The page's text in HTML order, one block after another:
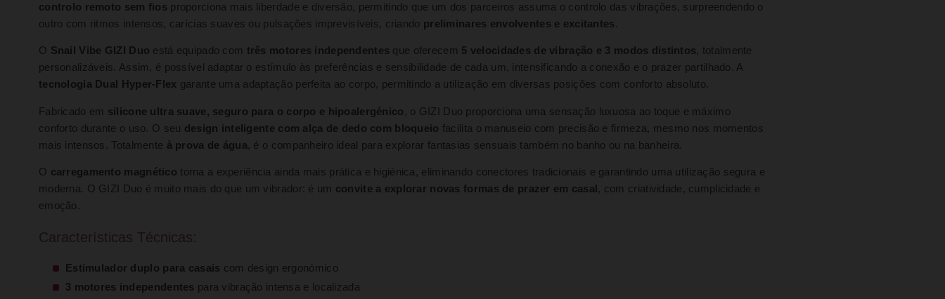
controlo remoto sem fios proporciona mais liberdade e diversão, permitindo que um dos parceiros assuma o controlo das vibrações, surpreendendo o
outro com ritmos intensos, carícias suaves ou pulsações imprevisíveis, criando preliminares envolventes e excitantes
O Snail Vibe GIZI Duo está equipado com três motores independentes que oferecem 5 velocidades de vibração e 3 modos distintos, totalmente
personalizáveis. Assim, é possível adaptar o estímulo às preferências e sensibilidade de cada um, intensificando a conexão e o prazer partilhado. A
tecnologia Dual Hyper-Flex garante uma adaptação perfeita ao corpo, permitindo a utilização em diversas posições com conforto absoluto.
Fabricado em silicone ultra suave, seguro para o corpo e hipoalergénico , o GIZI Duo proporciona uma sensação luxuosa ao toque e máximo
conforto durante o uso. O seu design inteligente com alça de dedo com bloqueio facilita o manuseio com precisão e firmeza, mesmo nos momentos
mais intensos. Totalmente à prova de água, é o companheiro ideal para explorar fantasias sensuais também no banho ou na banheira.
O carregamento magnético torna a experiência ainda mais prática e higiénica, eliminando conectores tradicionais e garantindo uma utilização segura e
moderna. O GIZI Duo é muito mais do que um vibrador: é um convite a explorar novas formas de prazer em casal , com criatividade, cumplicidade e
emoção.
Características Técnicas:
Estimulador duplo para casais com design ergonómico
3 motores independentes para vibração intensa e localizada